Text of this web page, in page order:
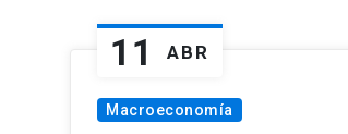
11 ABR
Macroeconomía